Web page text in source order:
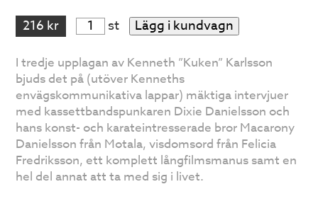
216 kr st Lägg i kundvagn
I tredje upplagan av Kenneth ”Kuken” Karlsson
bjuds det på (utöver Kenneths
envägskommunikativa lappar) mäktiga intervjuer
med kassettbandspunkaren Dixie Danielsson och
hans konst- och karateintresserade bror Macarony
Danielsson från Motala, visdomsord från Felicia
Fredriksson, ett komplett långfilmsmanus samt en
hel del annat att ta med sig i livet.